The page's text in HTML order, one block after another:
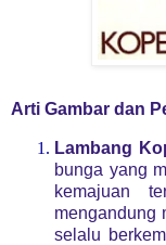
Arti Gambar dan
Lambang
bunga yang
kemajuan
mengandung
selalu